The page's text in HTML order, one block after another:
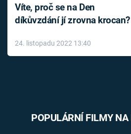
Víte, proč se na Den
díkůvzdání jí zrovna krocan?
24. listopadu 2022 13:40
POPULÁRNÍ FILMY